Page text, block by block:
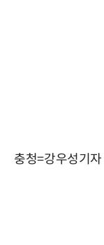
충청=강우성기